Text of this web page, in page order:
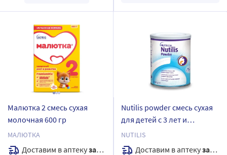
Малютка 2 смесь сухая
молочная 600 гр
МАЛЮТКА
Доставим в аптекузавтра
Nutilis powder смесь сухая
для детей с 3 лет и
взрослых страдающих
дисфагией 300 гр
NUTILIS
Доставим в аптекузавтра